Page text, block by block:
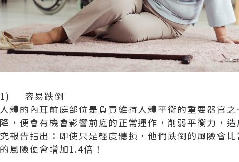
1) 容易跌倒
人體的內耳前庭部位是負責維持人體平衡的重要器官
降，便會有機會影響前庭的正常運作，削弱平衡力，
究報告指出：即使只是輕度聽損，他們跌倒的風險會
的風險便會增加1.4倍！